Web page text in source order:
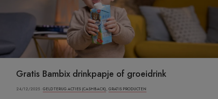
Gratis Bambix drinkpapje of groeidrink
24/12/2025 ·GELD TERUG ACTIES (CASHBACK), GRATIS PRODUCTEN